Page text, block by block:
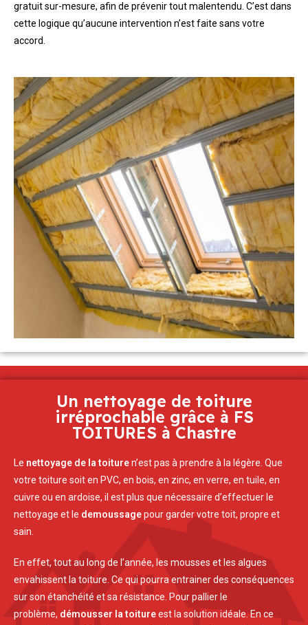
gratuit sur-mesure, afin de prévenir tout malentendu. C’est dans
cette logique qu’aucune intervention n’est faite sans votre
accord.
Un nettoyage de toiture
irréprochable grâce à FS
TOITURES à Chastre
Le nettoyage de la toituren’est pas à prendre à la légère. Que
votre toiture soit en PVC, en bois, en zinc, en verre, en tuile, en
cuivre ou en ardoise, il est plus que nécessaire d’effectuer le
nettoyage et le demoussagepour garder votre toit, propre et
sain.
En effet, tout au long de l’année, les mousses et les algues
envahissent la toiture. Ce qui pourra entrainer des conséquences
sur son étanchéité et sa résistance. Pour pallier le
problème, démousser la toitureest la solution idéale. En ce